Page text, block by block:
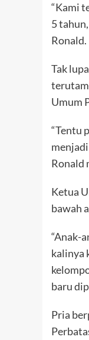
“Kami
5
Ronald.
Tak
Umum
“Tentu
Ronald
Ketua
bawah
“Anak-
kalinya
baru
Pria